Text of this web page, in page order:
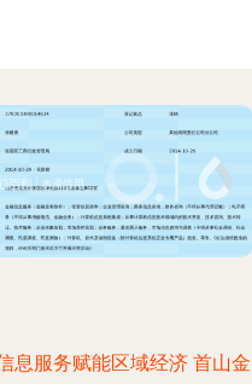
息服务赋能区域经济 首山金